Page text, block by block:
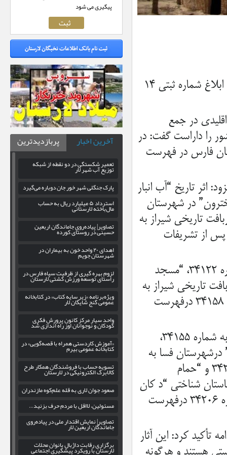
مدیرکل میراث فرهنگی، گردشگری و صنایع‌دستی استان فارس از ابلاغ شماره ثبتی ۱۴
در جمع
را داراست گفت: در
استان فارس در فهرست
تاریخ “آب انبار
۳۴۱۴۴، “برم سراب دخترون” در شهرستان
واقع دربافت تاریخی شیراز به
پس از تشریفات
ثابت اقلیدی گفت: “قلعه گوری محمله” در شهرستان خنج به شماره ۳۴۱۲۲، “مسجد
،”حمام گودی” در بافت تاریخی شیراز به
شماره ۳۴۱۴۷ و “ُکارخانه پنبه” واقع در شهرستان جهرم به شماره ۳۴۱۵۸ درفهرست
او درادامه افزود: “پل شکسته جدول ترکی” در شهرستان کازرون به شماره ۳۴۱۵۵،
“دبیرستان ذوالقدر” درشهرستان فسا به
شماره ۳۴۲۰۹ ،” بقایای قلعه سفید” درشهرستان اوز به شماره ۳۴۲۱۳ و “حمام
و همچنین محوطه باستان شناختی “د کان
فیشور “در شهرستان اوز پس از طی تشریفات قانونی لازم به شماره ۳۴۲۰۶ درفهرست
کرد: این آثار
هستند و هرگونه
پیگیری می شود
آخرین اخبار پربازدیدترین
تعمیر شکستگی در دو نقطه از شبکه
توزیع آب شهر لار
پارک جنگلی شهر خور جان دوباره می‌گیرد
استرداد ۵ میلیارد ریال به حسابمال‌باخته لارستانی
تصاویر| پیاده‌روی جاماندگان اربعین
حسینی در روستای کورده
اهدای ۲۰ واحد خون به بیماران درشهرستان جویم
لزوم بهره‌ گیری از ظرفیت سپاه فارس در
راستای توسعه ورزش کشتی لارستان
ویژه‌برنامه «زیر سایه کتاب» در کتابخانه
عمومی گنج شایگان لار
واحد سیار مرکز کانون پرورش فکری
کودکان و نوجوانان اوز راه اندازی شد
«آموزش کاردستی همراه با قصه‌گویی» در
کتابخانه عمومی بیرم
تسویه حساب با فروشندگان همکار طرح
کالابرگ الکترونیکی در لارستان
صعود جوان لاری به قله علم‌کوه مازندران
مسئولین، لااقل با مردم حرف بزنید…
تصاویر| نمایش اقتدار ملی در پیاده‌روی
جاماندگان اربعین لار
برگزاری رقابت داژبال بانوان محلات